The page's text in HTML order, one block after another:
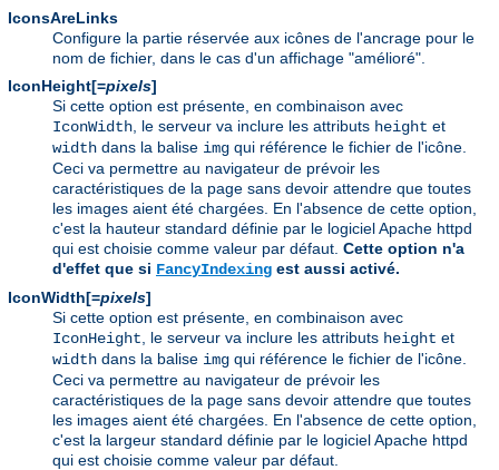
IconsAreLinks
Configure la partie réservée aux icônes de l'ancrage pour le
nom de fichier, dans le cas d'un affichage "amélioré".
IconHeight[=pixels]
Si cette option est présente, en combinaison avec
IconWidth , le serveur va inclure les attributs height et
width dans la balise img qui référence le fichier de l'icône.
Ceci va permettre au navigateur de prévoir les
caractéristiques de la page sans devoir attendre que toutes
les images aient été chargées. En l'absence de cette option,
c'est la hauteur standard définie par le logiciel Apache httpd
qui est choisie comme valeur par défaut. Cette option n'a
d'effet que si FancyIndexing est aussi activé.
IconWidth[=pixels]
Si cette option est présente, en combinaison avec
IconHeight , le serveur va inclure les attributs height et
width dans la balise img qui référence le fichier de l'icône.
Ceci va permettre au navigateur de prévoir les
caractéristiques de la page sans devoir attendre que toutes
les images aient été chargées. En l'absence de cette option,
c'est la largeur standard définie par le logiciel Apache httpd
qui est choisie comme valeur par défaut.